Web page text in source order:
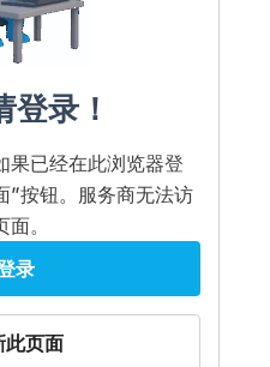
录！
果已经在此浏览器登
”按钮。服务商无法访
。
录
此页面